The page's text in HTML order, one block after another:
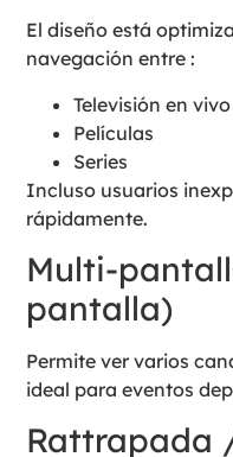
El diseño está
navegación entre :
Televisión en vivo
Películas
Series
Incluso usuarios
rápidamente.
Multi-
pantalla)
Permite ver varios
ideal para eventos
Rattrapada